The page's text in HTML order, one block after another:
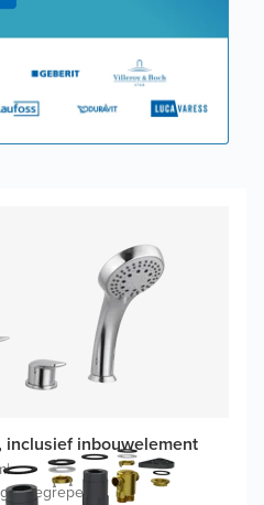
inclusief inbouwelement
|
inbegrepen